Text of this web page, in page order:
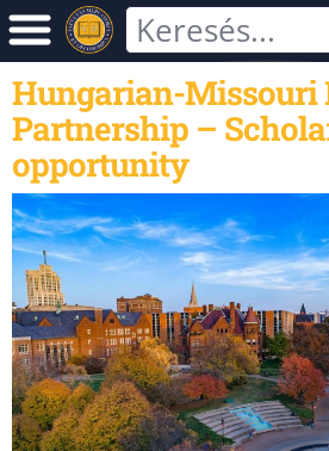
Hungarian-Missouri
Partnership –
opportunity